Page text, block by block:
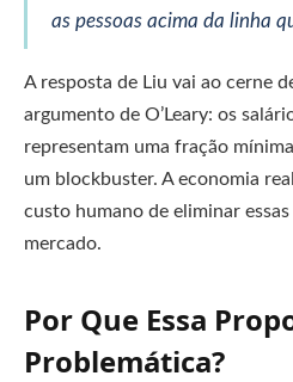
as pessoas acima da linha
A resposta de Liu vai ao cerne
argumento de O’Leary: os
representam uma fração
um blockbuster. A economia
custo humano de eliminar
mercado.
Por Que Essa
Problemática?